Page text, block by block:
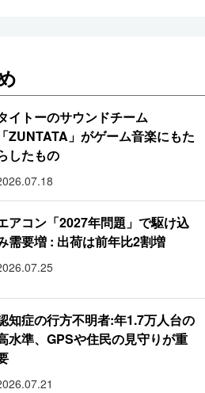
イトーのサウンドチーム
「ZUNTATA」がゲーム音楽にもた
したもの
アコン「2027年問題」で駆け込
需要増 : 出荷は前年比2割増
知症の行方不明者:年1.7万人台の
水準、GPSや住民の見守りが重